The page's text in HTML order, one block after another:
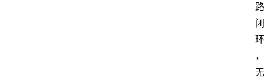
路
闭
环
，
无